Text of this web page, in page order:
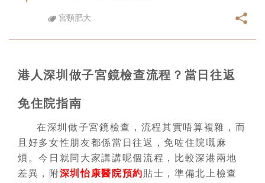
宮頸肥大
港人深圳做子宮鏡檢查流程？當日往返
免住院指南
在深圳做子宮鏡檢查，流程其實唔算複雜，而
且好多女性朋友都係當日往返，免咗住院嘅麻
煩。今日就同大家講講呢個流程，比較深港兩地
差異，附深圳怡康醫院預約貼士，準備北上檢查